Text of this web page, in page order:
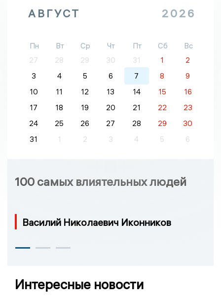
АВГУСТ 2026
Пн Вт Ср Чт Пт Сб
Вс
27
28 29 30 31 1
2
3
4 5 6 7 8
9
10
11 12 13 14 15
16
17
18 19 20 21 22
23
24
25 26 27 28 29
30
31
1 2 3 4 5 6
100 самых влиятельных людей
Василий Николаевич Иконников
Интересные новости